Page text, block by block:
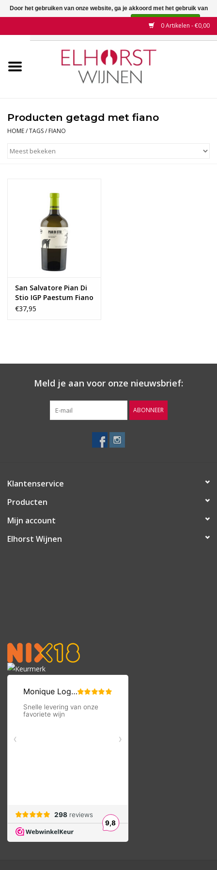
0 Artikelen - €0,00
Wijnen
Wijnhuizen
Druif
Wijnberichten
Producten getagd met fiano
HOME/TAGS/ FIANO
San Salvatore Pian Di
Stio IGP Paestum Fiano
Bio 2022
€37,95
Meld je aan voor onze nieuwsbrief:
ABONNEER
Klantenservice
Producten
Mijn account
Elhorst Wijnen
Door het gebruiken van onze website, ga je akkoord met het gebruik van